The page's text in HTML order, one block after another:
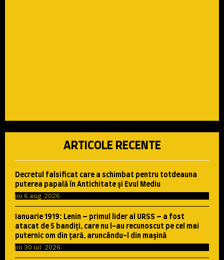
ARTICOLE RECENTE
Decretul falsificat care a schimbat pentru totdeauna
puterea papală în Antichitate şi Evul Mediu
joi 6 aug. 2026
Ianuarie 1919: Lenin – primul lider al URSS – a fost
atacat de 5 bandiţi, care nu l-au recunoscut pe cel mai
puternic om din ţară, aruncându-l din maşină
joi 30 iul. 2026